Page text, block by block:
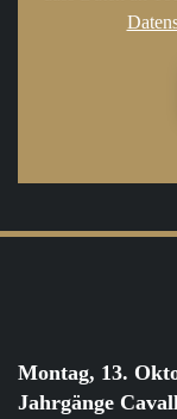
Montag, 13.
Jahrgänge